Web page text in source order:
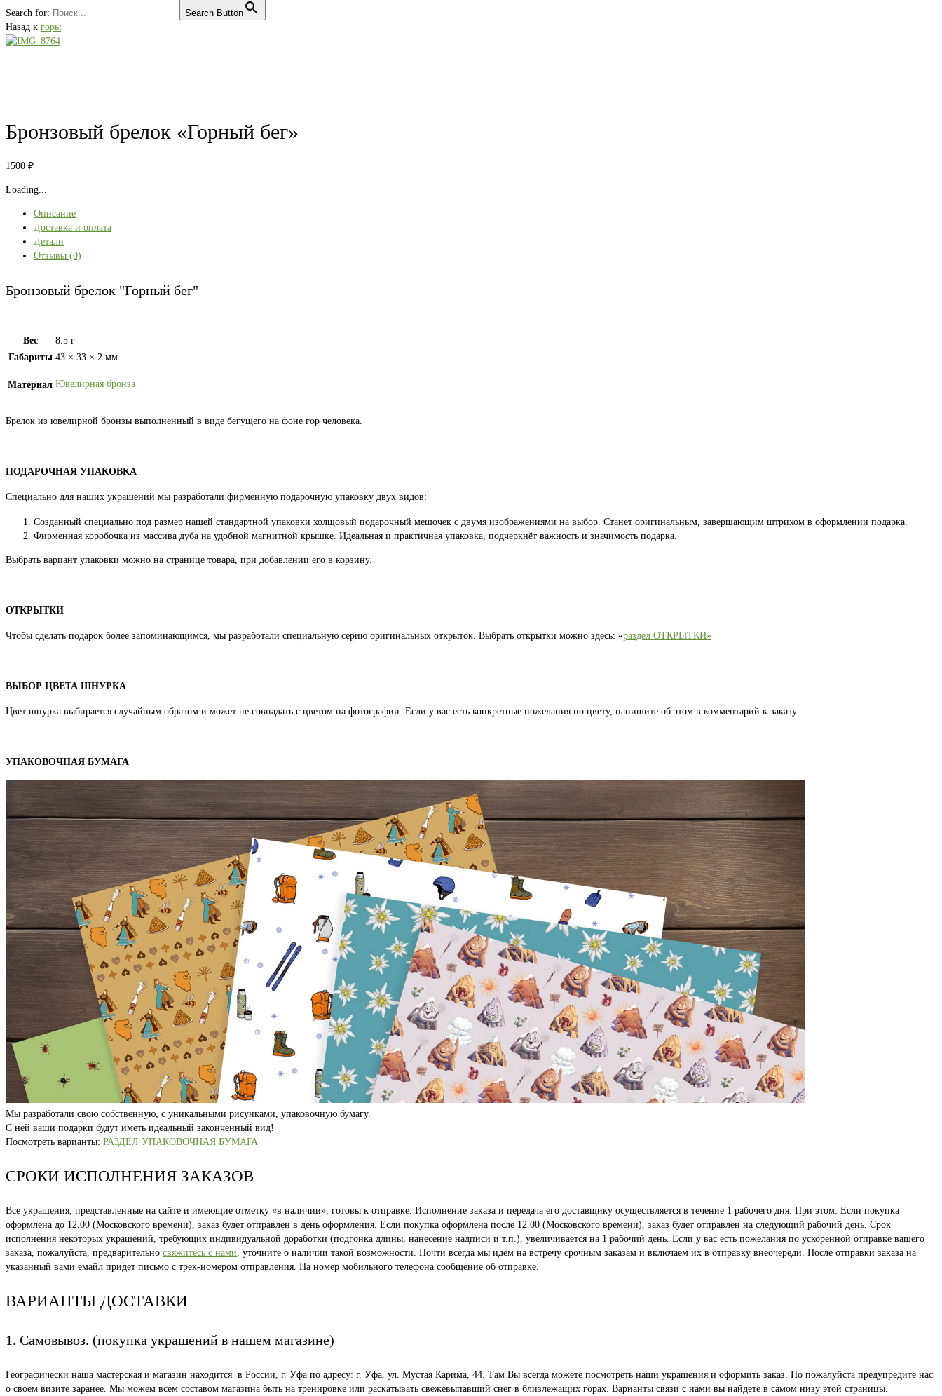
Search for:
Search Button
Назад к горы
Бронзовый брелок «Горный бег»
1500 ₽
Loading...
Описание
Доставка и оплата
Детали
Отзывы (0)
Бронзовый брелок "Горный бег"
Вес
8.5 г
Габариты 43 × 33 × 2 мм
Материал Ювелирная бронза
Брелок из ювелирной бронзы выполненный в виде бегущего на фоне гор человека.
ПОДАРОЧНАЯ УПАКОВКА
Специально для наших украшений мы разработали фирменную подарочную упаковку двух видов:
Созданный специально под размер нашей стандартной упаковки холщовый подарочный мешочек с двумя изображениями на выбор. Станет оригинальным, завершающим штрихом в оформлении подарка.
Фирменная коробочка из массива дуба на удобной магнитной крышке. Идеальная и практичная упаковка, подчеркнёт важность и значимость подарка.
Выбрать вариант упаковки можно на странице товара, при добавлении его в корзину.
ОТКРЫТКИ
Чтобы сделать подарок более запоминающимся, мы разработали специальную серию оригинальных открыток. Выбрать открытки можно здесь: «раздел ОТКРЫТКИ»
ВЫБОР ЦВЕТА ШНУРКА
Цвет шнурка выбирается случайным образом и может не совпадать с цветом на фотографии. Если у вас есть конкретные пожелания по цвету, напишите об этом в комментарий к заказу.
УПАКОВОЧНАЯ БУМАГА
Мы разработали свою собственную, с уникальными рисунками, упаковочную бумагу.
С ней ваши подарки будут иметь идеальный законченный вид!
Посмотреть варианты: РАЗДЕЛ УПАКОВОЧНАЯ БУМАГА
СРОКИ ИСПОЛНЕНИЯ ЗАКАЗОВ
Все украшения, представленные на сайте и имеющие отметку «в наличии», готовы к отправке. Исполнение заказа и передача его доставщику осуществляется в течение 1 рабочего дня. При этом: Если покупка
оформлена до 12.00 (Московского времени), заказ будет отправлен в день оформления. Если покупка оформлена после 12.00 (Московского времени), заказ будет отправлен на следующий рабочий день. Срок
исполнения некоторых украшений, требующих индивидуальной доработки (подгонка длины, нанесение надписи и т.п.), увеличивается на 1 рабочий день. Если у вас есть пожелания по ускоренной отправке вашего
заказа, пожалуйста, предварительно свяжитесь с нами, уточните о наличии такой возможности. Почти всегда мы идем на встречу срочным заказам и включаем их в отправку внеочереди. После отправки заказа на
указанный вами емайл придет письмо с трек-номером отправления. На номер мобильного телефона сообщение об отправке.
ВАРИАНТЫ ДОСТАВКИ
1. Самовывоз. (покупка украшений в нашем магазине)
Географически наша мастерская и магазин находится в России, г. Уфа по адресу: г. Уфа, ул. Мустая Карима, 44. Там Вы всегда можете посмотреть наши украшения и оформить заказ. Но пожалуйста предупредите нас
о своем визите заранее. Мы можем всем составом магазина быть на тренировке или раскатывать свежевыпавший снег в близлежащих горах. Варианты связи с нами вы найдете в самом низу этой страницы.